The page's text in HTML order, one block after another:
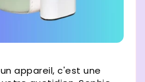
appareil, c'est une